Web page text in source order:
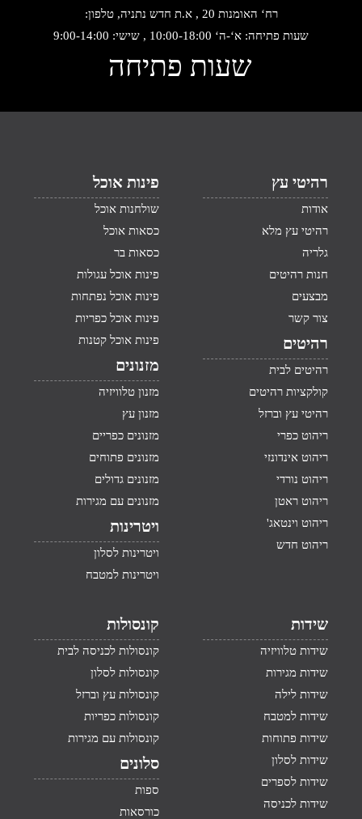
רח‘ האומנות 20 , א.ת חדש נתניה, טלפון:
שעות פתיחה: א‘-ה‘ 10:00-18:00 , שישי: 9:00-14:00
שעות פתיחה
רהיטי עץ
אודות
רהיטי עץ מלא
גלריה
חנות רהיטים
מבצעים
צור קשר
רהיטים
רהיטים לבית
קולקציות רהיטים
רהיטי עץ וברזל
ריהוט כפרי
ריהוט אינדונזי
ריהוט נורדי
ריהוט ראטן
ריהוט וינטאג'
ריהוט חדש
פינות אוכל
שולחנות אוכל
כסאות אוכל
כסאות בר
פינות אוכל עגולות
פינות אוכל נפתחות
פינות אוכל כפריות
פינות אוכל קטנות
מזנונים
מזנון טלוויזיה
מזנון עץ
מזנונים כפריים
מזנונים פתוחים
מזנונים גדולים
מזנונים עם מגירות
ויטרינות
ויטרינות לסלון
ויטרינות למטבח
שידות
שידות טלוויזיה
שידות מגירות
שידות לילה
שידות למטבח
שידות פתוחות
שידות לסלון
שידות לספרים
שידות לכניסה
קונסולות
קונסולות לכניסה לבית
קונסולות לסלון
קונסולות עץ וברזל
קונסולות כפריות
קונסולות עם מגירות
סלונים
ספות
כורסאות